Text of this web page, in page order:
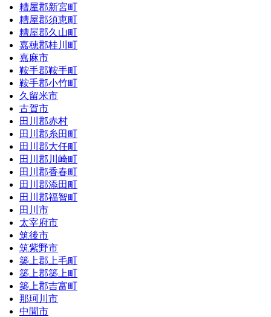
糟屋郡新宮町
糟屋郡須恵町
糟屋郡久山町
嘉穂郡桂川町
嘉麻市
鞍手郡鞍手町
鞍手郡小竹町
久留米市
古賀市
田川郡赤村
田川郡糸田町
田川郡大任町
田川郡川崎町
田川郡香春町
田川郡添田町
田川郡福智町
田川市
太宰府市
筑後市
筑紫野市
築上郡上毛町
築上郡築上町
築上郡吉富町
那珂川市
中間市